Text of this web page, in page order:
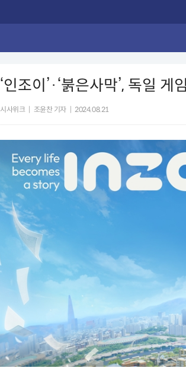
‘인조이’·‘붉은사막’, 독일
시사위크 조윤찬 기자 2024.08.21